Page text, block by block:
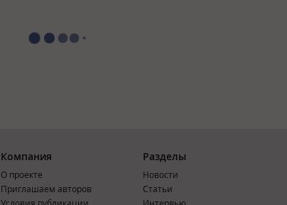
Компания
О проекте
Приглашаем авторов
Условия публикации
Разделы
Новости
Статьи
Интервью